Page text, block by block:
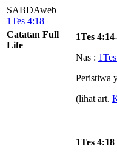
SABDAweb
1Tes 4:18
Catatan Full
Life
1Tes
Nas :
Peristiwa
(lihat art.
1Tes 4:18